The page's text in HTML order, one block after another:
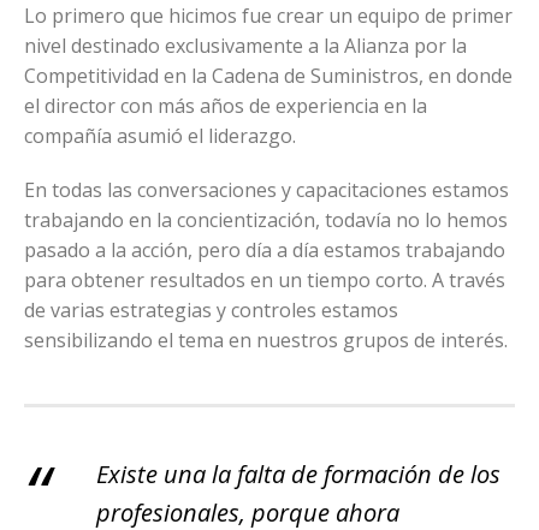
Lo primero que hicimos fue crear un equipo de primer
nivel destinado exclusivamente a la Alianza por la
Competitividad en la Cadena de Suministros, en donde
el director con más años de experiencia en la
compañía asumió el liderazgo.
En todas las conversaciones y capacitaciones estamos
trabajando en la concientización, todavía no lo hemos
pasado a la acción, pero día a día estamos trabajando
para obtener resultados en un tiempo corto. A través
de varias estrategias y controles estamos
sensibilizando el tema en nuestros grupos de interés.
Existe una la falta de formación de los
profesionales, porque ahora